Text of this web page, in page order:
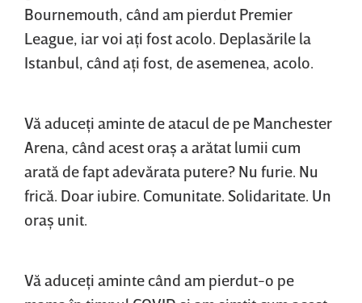
Bournemouth, când am pierdut Premier
League, iar voi aţi fost acolo. Deplasările la
Istanbul, când aţi fost, de asemenea, acolo.
Vă aduceţi aminte de atacul de pe Manchester
Arena, când acest oraş a arătat lumii cum
arată de fapt adevărata putere? Nu furie. Nu
frică. Doar iubire. Comunitate. Solidaritate. Un
oraş unit.
Vă aduceţi aminte când am pierdut-o pe